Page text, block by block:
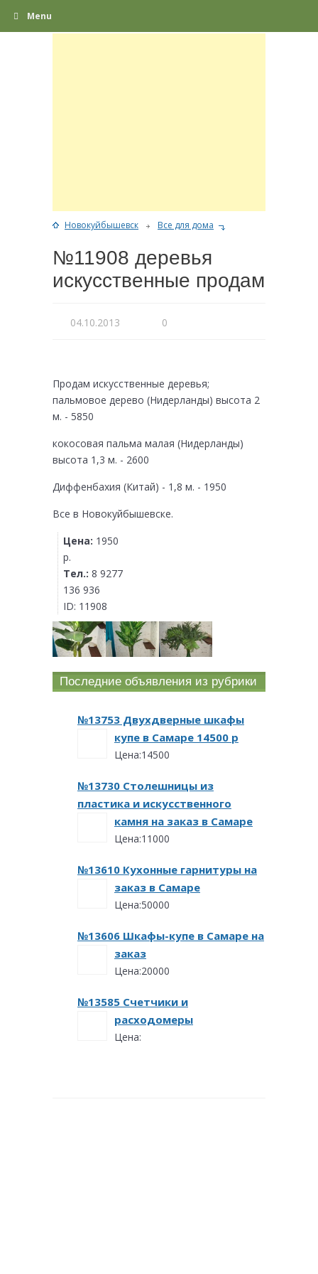
Menu
Новокуйбышевск Все для дома
№11908 деревья
искусственные продам
04.10.2013 0
Продам искусственные деревья;
пальмовое дерево (Нидерланды) высота 2
м. - 5850
кокосовая пальма малая (Нидерланды)
высота 1,3 м. - 2600
Диффенбахия (Китай) - 1,8 м. - 1950
Все в Новокуйбышевске.
Цена: 1950
р.
Тел.: 8 9277
136 936
ID: 11908
Последние объявления из рубрики
№13753 Двухдверные шкафы
купе в Самаре 14500 р
Цена:14500
№13730 Столешницы из
пластика и искусственного
камня на заказ в Самаре
Цена:11000
№13610 Кухонные гарнитуры на
заказ в Самаре
Цена:50000
№13606 Шкафы-купе в Самаре на
заказ
Цена:20000
№13585 Счетчики и
расходомеры
Цена: